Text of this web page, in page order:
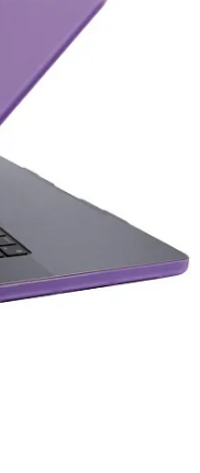
F Series
M Series